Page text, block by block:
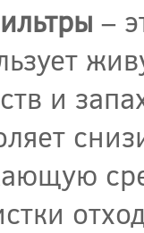
–
и